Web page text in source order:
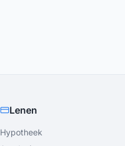
Lenen
Hypotheek